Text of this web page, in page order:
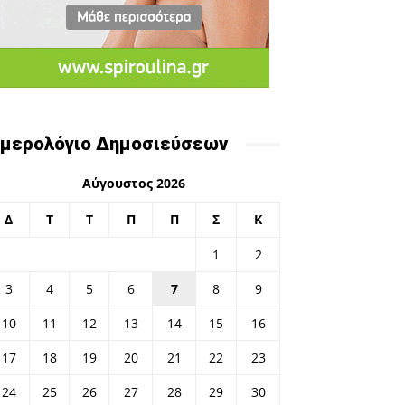
Δημοσιεύσεων
Αύγουστος 2026
Δ Τ Τ Π Π Σ Κ
1
2
3
4 5 6 7 8
9
10
11 12 13 14 15
16
17
18 19 20 21 22
23
24
25 26 27 28 29 30